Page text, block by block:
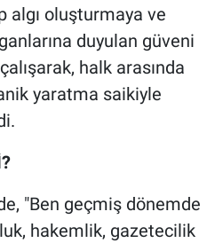
algı oluşturmaya ve
duyulan güveni
halk arasında
yaratma saikiyle
"Ben geçmiş dönemde
hakemlik, gazetecilik